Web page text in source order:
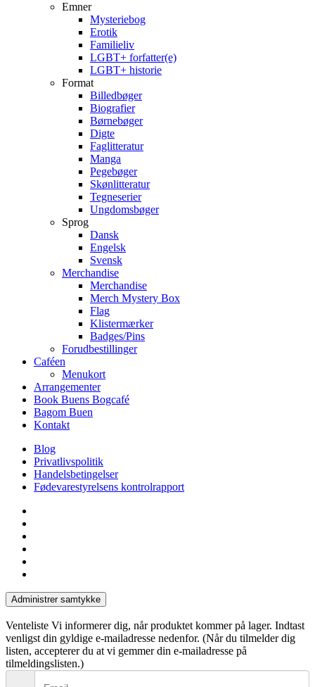
Emner
Mysteriebog
Erotik
Familieliv
LGBT+ forfatter(e)
LGBT+ historie
Format
Billedbøger
Biografier
Børnebøger
Digte
Faglitteratur
Manga
Pegebøger
Skønlitteratur
Tegneserier
Ungdomsbøger
Sprog
Dansk
Engelsk
Svensk
Merchandise
Merchandise
Merch Mystery Box
Flag
Klistermærker
Badges/Pins
Forudbestillinger
Caféen
Menukort
Arrangementer
Book Buens Bogcafé
Bagom Buen
Kontakt
Blog
Privatlivspolitik
Handelsbetingelser
Fødevarestyrelsens kontrolrapport
Administrer samtykke
Venteliste Vi informerer dig, når produktet kommer på lager. Indtast
venligst din gyldige e-mailadresse nedenfor. (Når du tilmelder dig
listen, accepterer du at vi gemmer din e-mailadresse på
tilmeldingslisten.)